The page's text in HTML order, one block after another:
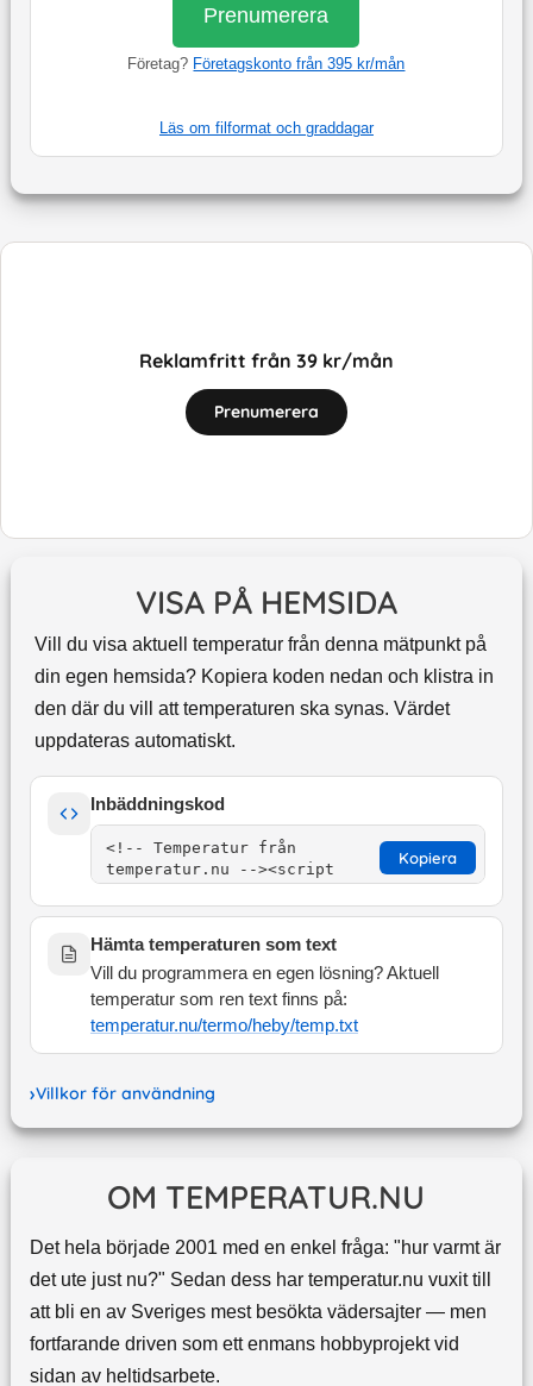
Prenumerera
Företag? Företagskonto från 395 kr/mån
Läs om filformat och graddagar
Reklamfritt från 39 kr/mån
Prenumerera
VISA PÅ HEMSIDA
Vill du visa aktuell temperatur från denna mätpunkt på
din egen hemsida? Kopiera koden nedan och klistra in
den där du vill att temperaturen ska synas. Värdet
uppdateras automatiskt.
Inbäddningskod
Kopiera
Hämta temperaturen som text
Vill du programmera en egen lösning? Aktuell
temperatur som ren text finns på:
temperatur.nu/termo/heby/temp.txt
Villkor för användning
OM TEMPERATUR.NU
Det hela började 2001 med en enkel fråga: "hur varmt är
det ute just nu?" Sedan dess har temperatur.nu vuxit till
att bli en av Sveriges mest besökta vädersajter — men
fortfarande driven som ett enmans hobbyprojekt vid
sidan av heltidsarbete.